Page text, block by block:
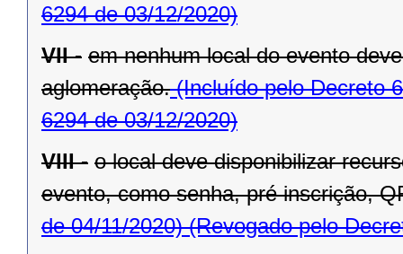
6294 de 03/12/2020)
VII - em nenhum local do evento
aglomeração.(Incluído pelo Decreto
6294 de 03/12/2020)
VIII - o local deve disponibilizar
evento, como senha, pré inscrição,
de 04/11/2020)(Revogado pelo